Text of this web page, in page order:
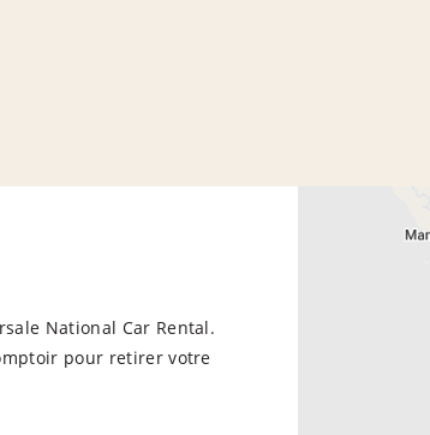
National Car Rental.
pour retirer votre